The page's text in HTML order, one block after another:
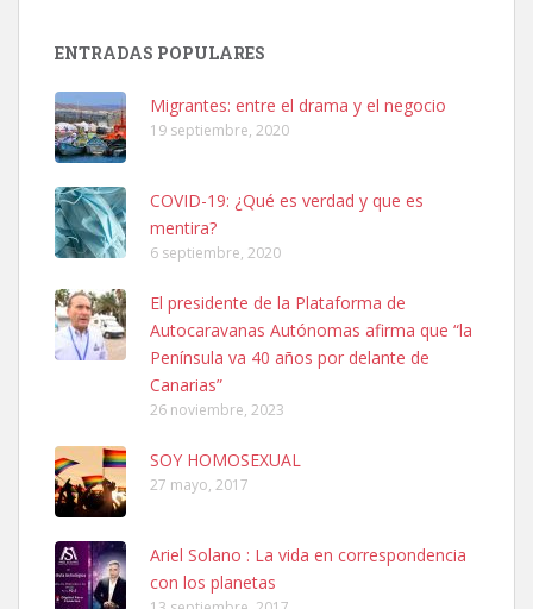
Leales.org » Gran Canaria
SHIBA PERDIDO AVDA JOSE MESA Y LOPEZ
PERRO MACHO RAZA SHIBA CON MICROCHIP PERDIDO HOY
06/07/2025 ZONA MESA Y LOPEZ. ES MUY ASUSTADIZO
Leales.org » Gran Canaria
6.7.2025
Ninfa perdida
El día 5 se los perdió una ninfa papillera, asustada tiene miedo a la
ENTRADAS POPULARES
Migrantes: entre el drama y el negocio
19 septiembre, 2020
COVID-19: ¿Qué es verdad y que es
mentira?
6 septiembre, 2020
El presidente de la Plataforma de
Autocaravanas Autónomas afirma que “la
Península va 40 años por delante de
Canarias”
26 noviembre, 2023
SOY HOMOSEXUAL
27 mayo, 2017
Ariel Solano : La vida en correspondencia
con los planetas